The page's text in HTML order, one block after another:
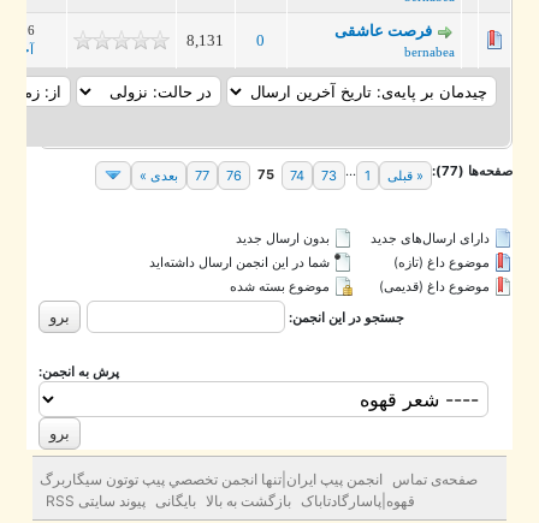
فرصت عاشقی
bernabea
8,131
2016/04/26، 11:06 PM
آخرین ارسال
(77): « قبلی 1
...
73
74
75
76
77 بعدی »
دارای ارسال‌های جدید‌
موضوع داغ (تازه‌)
موضوع داغ (قدیمی)
بدون ارسال جدید‌
شما در این انجمن ارسال داشته‌اید
موضوع بسته شده
جستجو در این انجمن:
پرش به انجمن:
صفحه‌ی تماس
انجمن پيپ ايران|تنها انجمن تخصصي پيپ توتون سيگاربرگ
قهوه|پاسارگادتاباک بازگشت به بالا بایگانی پیوند سایتی RSS